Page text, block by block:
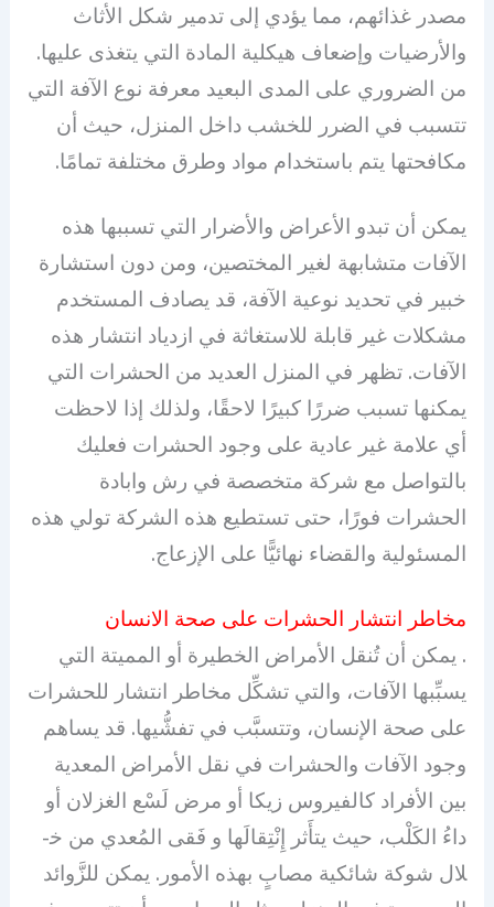
مصدر غذائهم، مما يؤدي إلى تدمير شكل الأثاث
والأرضيات وإضعاف هيكلية المادة التي يتغذى عليها.
من الضروري على المدى البعيد معرفة نوع الآفة التي
تتسبب في الضرر للخشب داخل المنزل، حيث أن
مكافحتها يتم باستخدام مواد وطرق مختلفة تمامًا.
يمكن أن تبدو الأعراض والأضرار التي تسببها هذه
الآفات متشابهة لغير المختصين، ومن دون استشارة
خبير في تحديد نوعية الآفة، قد يصادف المستخدم
مشكلات غير قابلة للاستغاثة في ازدياد انتشار هذه
الآفات. تظهر في المنزل العديد من الحشرات التي
يمكنها تسبب ضررًا كبيرًا لاحقًا، ولذلك إذا لاحظت
أي علامة غير عادية على وجود الحشرات فعليك
بالتواصل مع شركة متخصصة في رش وابادة
الحشرات فورًا، حتى تستطيع هذه الشركة تولي هذه
المسئولية والقضاء نهائيًّا على الإزعاج.
مخاطر انتشار الحشرات على صحة الانسان
. يمكن أن تُنقل الأمراض الخطيرة أو المميتة التي
يسبِّبها الآفات، والتي تشكِّل مخاطر انتشار للحشرات
على صحة الإنسان، وتتسبَّب في تفشُّيها. قد يساهم
وجود الآفات والحشرات في نقل الأمراض المعدية
بين اﻷفراد كالفيروس زيكا أو مرض لَسْع الغزلان أو
داءُ الكَلْب، حيث يتأَثر إِنْتِقالَها و فَقى المُعدي من خ­
لال شوكة شائكية مصابٍ بهذه الأمور. يمكن للزَّوائد